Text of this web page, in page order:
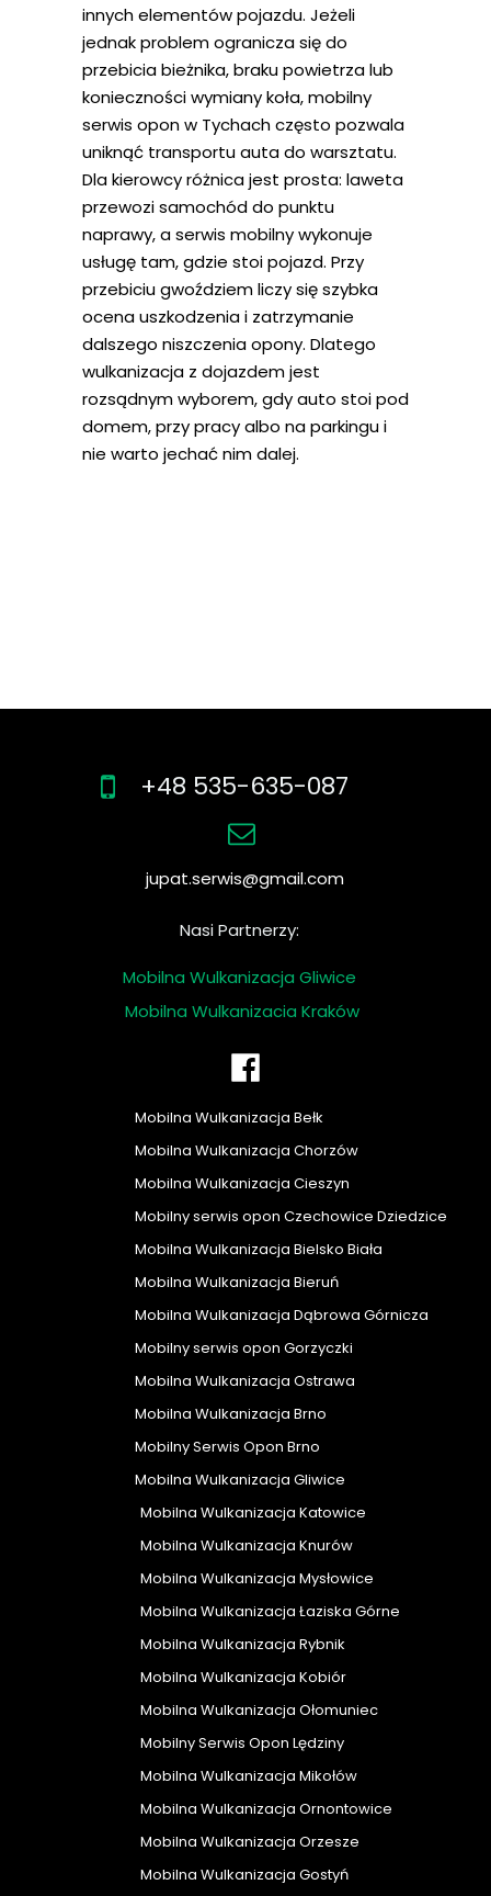
innych elementów pojazdu. Jeżeli
jednak problem ogranicza się do
przebicia bieżnika, braku powietrza lub
konieczności wymiany koła, mobilny
serwis opon w Tychach często pozwala
uniknąć transportu auta do warsztatu.
Dla kierowcy różnica jest prosta: laweta
przewozi samochód do punktu
naprawy, a serwis mobilny wykonuje
usługę tam, gdzie stoi pojazd. Przy
przebiciu gwoździem liczy się szybka
ocena uszkodzenia i zatrzymanie
dalszego niszczenia opony. Dlatego
wulkanizacja z dojazdem jest
rozsądnym wyborem, gdy auto stoi pod
domem, przy pracy albo na parkingu i
nie warto jechać nim dalej.
Mobilna Wulkanizacja Katowice
Mobilna Wulkanizacja Knurów
Mobilna Wulkanizacja Mysłowice
Mobilna Wulkanizacja Łaziska Górne
Mobilna Wulkanizacja Rybnik
Mobilna Wulkanizacja Kobiór
Mobilna Wulkanizacja Ołomuniec
Mobilny Serwis Opon Lędziny
Mobilna Wulkanizacja Mikołów
Mobilna Wulkanizacja Ornontowice
Mobilna Wulkanizacja Orzesze
Mobilna Wulkanizacja Gostyń
Mobilna Wulkanizacja Bełk
Mobilna Wulkanizacja Chorzów
Mobilna Wulkanizacja Cieszyn
Mobilny serwis opon Czechowice Dziedzice
Mobilna Wulkanizacja Bielsko Biała
Mobilna Wulkanizacja Bieruń
Mobilna Wulkanizacja Dąbrowa Górnicza
Mobilny serwis opon Gorzyczki
Mobilna Wulkanizacja Ostrawa
Mobilna Wulkanizacja Brno
Mobilny Serwis Opon Brno
Mobilna Wulkanizacja Gliwice
Nasi Partnerzy:
Mobilna Wulkanizacja Gliwice
Mobilna Wulkanizacja Kraków
jupat.serwis@gmail.com
+48 535-635-087